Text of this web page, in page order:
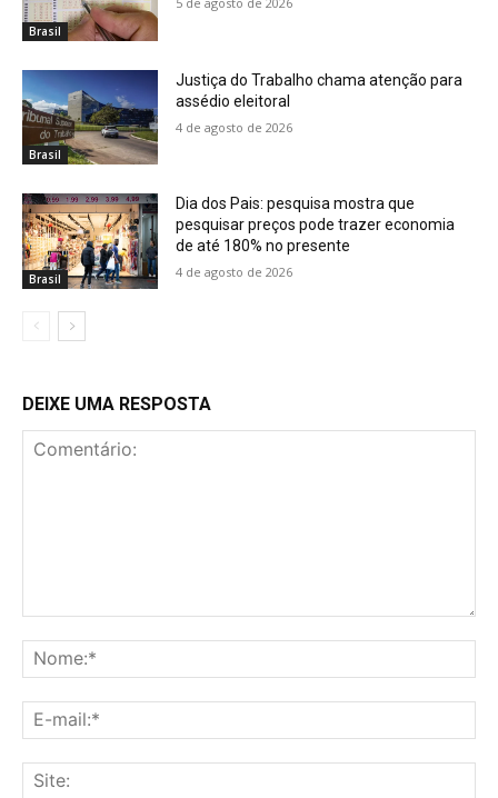
Brasil
Brasil
Justiça do Trabalho chama atenção para
assédio eleitoral
4 de agosto de 2026
Brasil
Dia dos Pais: pesquisa mostra que
pesquisar preços pode trazer economia
de até 180% no presente
4 de agosto de 2026
DEIXE UMA RESPOSTA